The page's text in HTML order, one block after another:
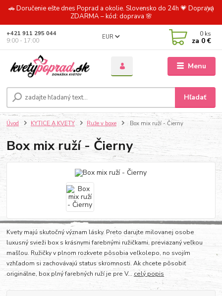
🚗 Doručenie ešte dnes Poprad a okolie. Slovensko do 24h 💗 Doprava
ZDARMA – kód: doprava 🌸
Menu
EUR
Hľadať
+421 911 295 044
9:00 - 17:00
0 ks
za 0 €
Úvod KYTICE A KVETY Ruže v boxe Box mix ruží - Čierny
Box mix ruží - Čierny
Kvety majú skutočný význam lásky. Preto darujte milovanej osobe
luxusný svieži box s krásnymi farebnými ružičkami, previazaný veľkou
mašľou. Ružičky v plnom rozkvete pôsobia veľkolepo, no svojím
vzhľadom si zachovávajú status skromnosti. Ak chcete pôsobiť
originálne, box plný farebných ruží je pre V...celý popis